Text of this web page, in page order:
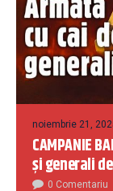
noiembrie 21,
CAMPANIE
și generali
0 Comentariu